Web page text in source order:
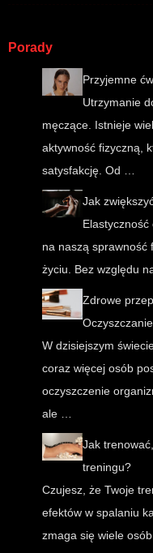
Porady
Przyjemne
Utrzymanie
męczące. Istnieje
aktywność fizyczną,
satysfakcję. Od …
Jak
Elastyczność
na naszą sprawność
życiu. Bez względu
Zdrowe
W dzisiejszym
coraz więcej osób
oczyszczenie
ale …
Jak
treningu?
Czujesz, że Twoje
efektów w spalaniu
zmaga się wiele